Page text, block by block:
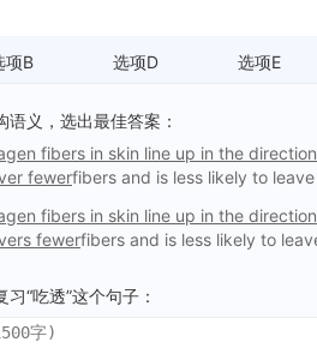
项B 选项D 选项E
义，选出最佳答案：
fibers in skin line up in the
fewerfibers and is less likely to
fibers in skin line up in the
fewerfibers and is less likely to
“吃透”这个句子：